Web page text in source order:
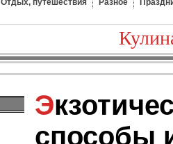
Отдых, путешествия
Разное
Экзотические фрукты и
способы